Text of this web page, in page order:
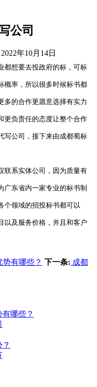
公司
年10月14日
都想要去投政府的标，可标
概率，所以很多时候标书都
多的合作更愿意选择有实力
更负责任的态度让整个合作
写公司，接下来由成都蜀标
联系实体公司，因为质量有
广东省内一家专业的标书制
个领域的招投标书都可以
以及服务价格，并且和客户
有哪些？ 下一条: 成都
哪些？